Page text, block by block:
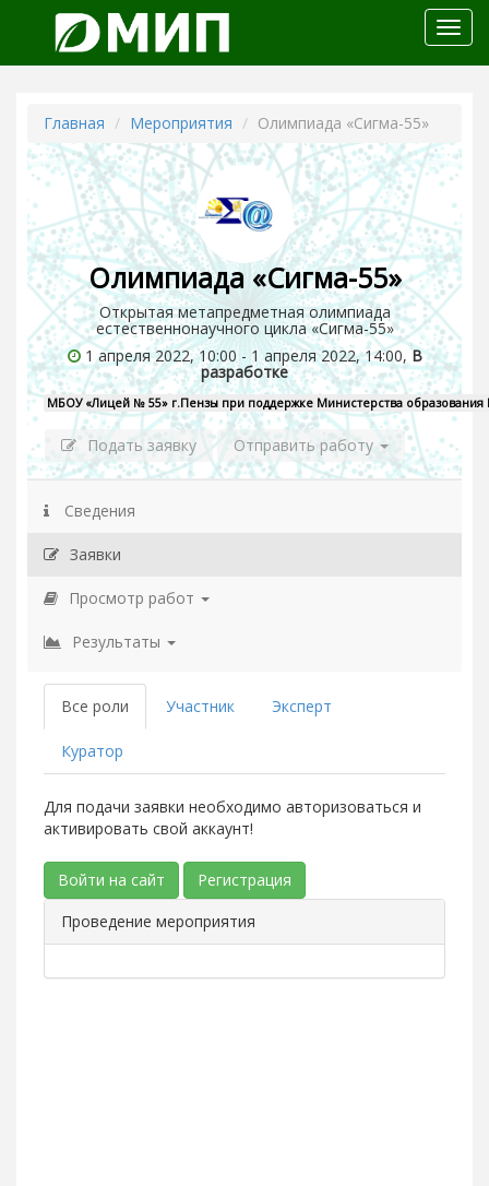
меню
Главная Мероприятия Олимпиада «Сигма-55»
Олимпиада «Сигма-55»
Открытая метапредметная олимпиада
естественнонаучного цикла «Сигма-55»
1 апреля 2022, 10:00 - 1 апреля 2022, 14:00,В
разработке
МБОУ «Лицей № 55» г.Пензы при поддержке Министерства образования
Подать заявку Отправить работу
Сведения
Заявки
Просмотр работ
Результаты
Все роли Участник Эксперт
Куратор
Для подачи заявки необходимо авторизоваться и
активировать свой аккаунт!
Войти на сайт
Регистрация
Проведение мероприятия